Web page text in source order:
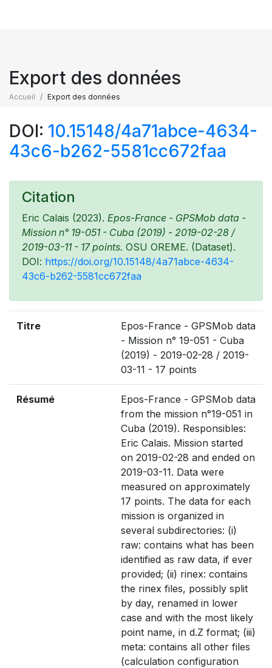
Export des données
Accueil Export des données
DOI: 10.15148/4a71abce-4634-
43c6-b262-5581cc672faa
Citation
Eric Calais (2023). Epos-France - GPSMob data -
Mission n° 19-051 - Cuba (2019) - 2019-02-28 /
2019-03-11 - 17 points. OSU OREME. (Dataset).
DOI: https://doi.org/10.15148/4a71abce-4634-
43c6-b262-5581cc672faa
Titre
Epos-France - GPSMob data
- Mission n° 19-051 - Cuba
(2019) - 2019-02-28 / 2019-
03-11 - 17 points
Résumé
Epos-France - GPSMob data
from the mission n°19-051 in
Cuba (2019). Responsibles:
Eric Calais. Mission started
on 2019-02-28 and ended on
2019-03-11. Data were
measured on approximately
17 points. The data for each
mission is organized in
several subdirectories: (i)
raw: contains what has been
identified as raw data, if ever
provided; (ii) rinex: contains
the rinex files, possibly split
by day, renamed in lower
case and with the most likely
point name, in d.Z format; (iii)
meta: contains all other files
(calculation configuration